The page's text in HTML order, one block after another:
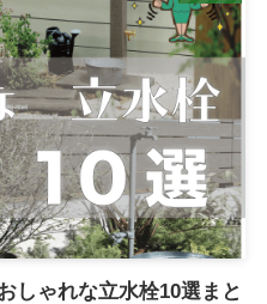
しゃれな立水栓10選まと